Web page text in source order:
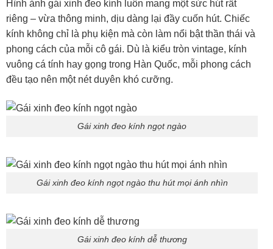
Hình ảnh gái xinh đeo kính luôn mang một sức hút rất
riêng – vừa thông minh, dịu dàng lại đầy cuốn hút. Chiếc
kính không chỉ là phụ kiện mà còn làm nổi bật thần thái và
phong cách của mỗi cô gái. Dù là kiểu tròn vintage, kính
vuông cá tính hay gọng trong Hàn Quốc, mỗi phong cách
đều tạo nên một nét duyên khó cưỡng.
Gái xinh đeo kính ngọt ngào
Gái xinh đeo kính ngọt ngào thu hút mọi ánh nhìn
Gái xinh đeo kính dễ thương